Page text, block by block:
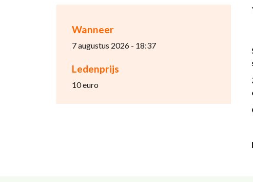
Wanneer
7 augustus 2026 - 18:37
Ledenprijs
10 euro